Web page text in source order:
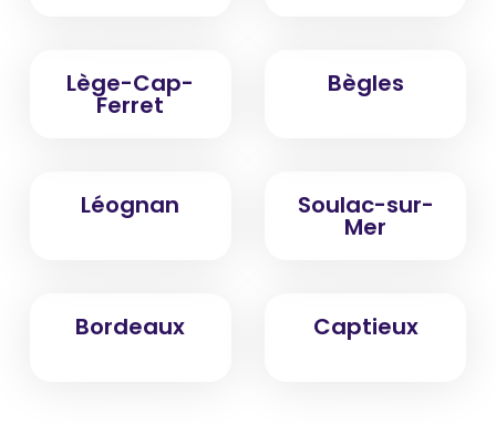
Lège-Cap-
Ferret
Bègles
Léognan Soulac-sur-
Mer
Bordeaux Captieux